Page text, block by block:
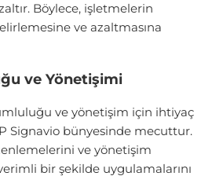
Böylece, işletmelerin
ve azaltmasına
ve Yönetişimi
ve yönetişim için ihtiyaç
Signavio bünyesinde mecuttur.
ve yönetişim
bir şekilde uygulamalarını